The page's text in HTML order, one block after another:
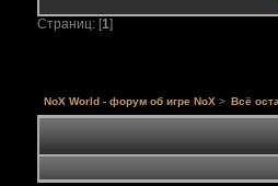
Страниц: [1]
NoX World - форум об игре NoX > Всё